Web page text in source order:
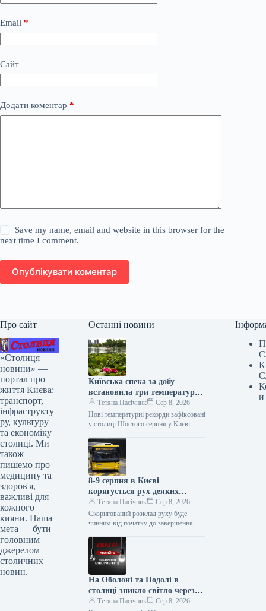
Email *
Сайт
Додати коментар *
Save my name, email and website in this browser for the
next time I comment.
Опублікувати коментар
Про сайт
«Столиця
новини» —
портал про
життя Києва:
транспорт,
інфраструкту
ру, культуру
та економіку
столиці. Ми
також
пишемо про
медицину та
здоров'я,
важливі для
кожного
кияни. Наша
мета — бути
головним
джерелом
столичних
новин.
Останні новини
Київська спека за добу
встановила три температурні
рекорди
Тетяна Пасічник
Сер 8, 2026
Нові температурні рекорди зафіксовані
у столиці Шостого серпня у Києві
температурні рекорди для цієї
конкретної дати.…
8-9 серпня в Києві
коригується рух деяких
автобусів та тролейбуса № 34:
повний список
Тетяна Пасічник
Сер 8, 2026
Скоригований розклад руху буде
чинним від початку до завершення
серпня, у столиці…
На Оболоні та Подолі в
столиці зникло світло через
аварійну ситуацію
Тетяна Пасічник
Сер 8, 2026
и